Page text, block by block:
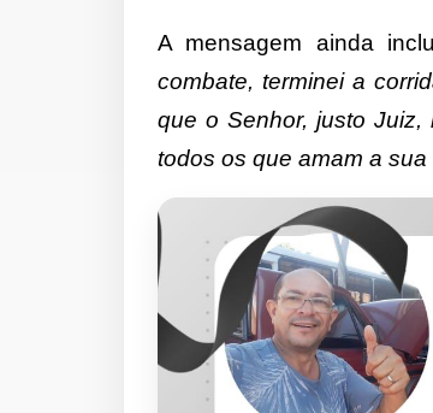
A mensagem ainda
combate, terminei a
que o Senhor, justo
todos os que amam a sua